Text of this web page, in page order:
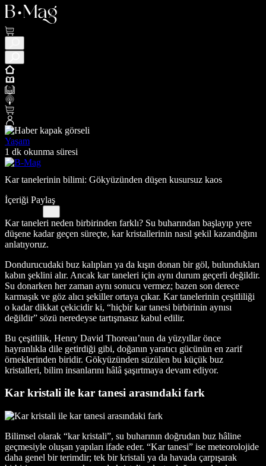
Yaşam
1 dk okunma süresi
Kar tanelerinin bilimi: Gökyüzünden düşen kusursuz kaos
İçeriği Paylaş
Kar taneleri neden birbirinden farklı? Su buharından başlayıp yere
düşene kadar geçen süreçte, kar kristallerinin nasıl şekil kazandığını
anlatıyoruz.
Dondurucudaki buz kalıpları ya da kışın donan bir göl, bulundukları
kabın şeklini alır. Ancak kar taneleri için aynı durum geçerli değildir.
Su donarken her zaman aynı sonucu vermez; bazen son derece
karmaşık ve göz alıcı şekiller ortaya çıkar. Kar tanelerinin çeşitliliği
o kadar dikkat çekicidir ki, “hiçbir kar tanesi birbirinin aynısı
değildir” sözü neredeyse tartışmasız kabul edilir.
Bu çeşitlilik, Henry David Thoreau’nun da yüzyıllar önce
hayranlıkla dile getirdiği gibi, doğanın yaratıcı gücünün en zarif
örneklerinden biridir. Gökyüzünden süzülen bu küçük buz
kristalleri, bilim insanlarını hâlâ şaşırtmaya devam ediyor.
Kar kristali ile kar tanesi arasındaki fark
Bilimsel olarak “kar kristali”, su buharının doğrudan buz hâline
geçmesiyle oluşan yapıları ifade eder. “Kar tanesi” ise meteorolojide
daha genel bir terimdir; tek bir kristali ya da havada çarpışarak